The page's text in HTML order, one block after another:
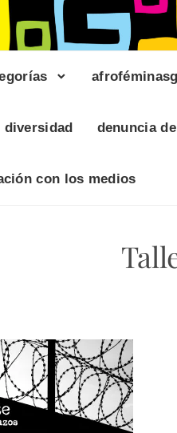
denuncia
con los medios